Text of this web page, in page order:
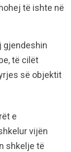
të ishte në
gjendeshin
të cilët
së objektit
e
vijën
shkelje të